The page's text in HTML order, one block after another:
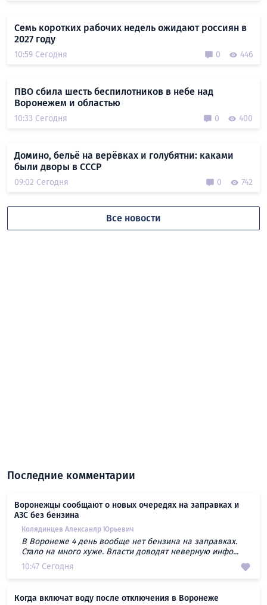
Семь коротких рабочих недель ожидают россиян в
2027 году
10:59 Сегодня 0 446
ПВО сбила шесть беспилотников в небе над
Воронежем и областью
10:33 Сегодня 0 400
Домино, бельё на верёвках и голубятни: каками
были дворы в СССР
09:02 Сегодня 0 742
Все новости
Последние комментарии
Воронежцы сообщают о новых очередях на заправках и
АЗС без бензина
Колядинцев Алексанлр Юрьевич
В Воронеже 4 день вообще нет бензина на заправках.
Стало на много хуже. Власти доводят неверную инфо...
10:47 Сегодня
Когда включат воду после отключения в Воронеже